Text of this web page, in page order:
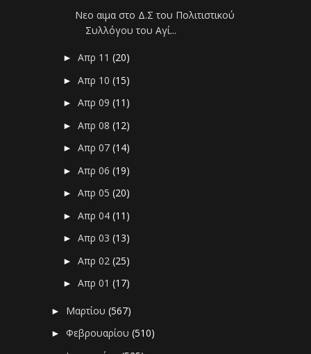
Νεο αιμα στο Δ.Σ του Πολιτιστικού
Συλλόγου του Αγί...
►Απρ 11(20)
►Απρ 10(15)
►Απρ 09(11)
►Απρ 08(12)
►Απρ 07(14)
►Απρ 06(19)
►Απρ 05(20)
►Απρ 04(11)
►Απρ 03(13)
►Απρ 02(25)
►Απρ 01(17)
► Μαρτίου(567)
►Φεβρουαρίου(510)